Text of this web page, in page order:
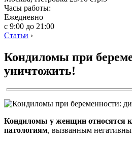
Часы работы:
Ежедневно
с 9:00 до 21:00
Статьи ›
Кондиломы при
уничтожить!
Кондиломы у женщин относятся
патологиям, вызванным